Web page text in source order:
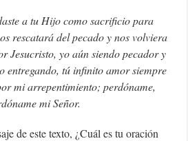
a tu Hijo como sacrificio para
rescatará del pecado y nos volviera
Jesucristo, yo aún siendo pecador y
entregando, tú infinito amor siempre
mi arrepentimiento; perdóname,
mi Señor.
de este texto, ¿Cuál es tu oración